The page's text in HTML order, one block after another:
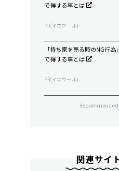
で得する事とは
PR(イエウール)
「持ち家を売る時のNG行
で得する事とは
PR(イエウール)
Recommended
関連サイ